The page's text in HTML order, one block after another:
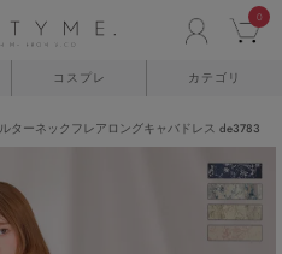
0
コスプレ カテゴリ
ターネックフレアロングキャバドレス de3783